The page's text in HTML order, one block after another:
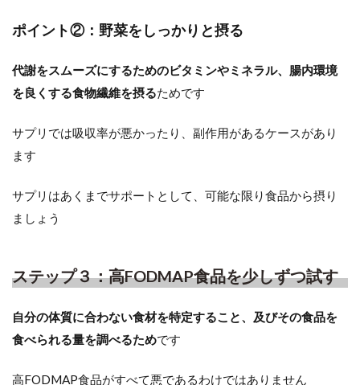
ポイント②：野菜をしっかりと摂る
代謝をスムーズにするためのビタミンやミネラル、腸内環境
を良くする食物繊維を摂るためです
サプリでは吸収率が悪かったり、副作用があるケースがあり
ます
サプリはあくまでサポートとして、可能な限り食品から摂り
ましょう
ステップ３：高FODMAP食品を少しずつ試す
自分の体質に合わない食材を特定すること、及びその食品を
食べられる量を調べるためです
高FODMAP食品がすべて悪であるわけではありません